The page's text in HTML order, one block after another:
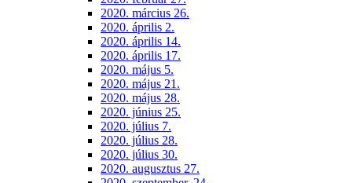
2020. március 26.
2020. április 2.
2020. április 14.
2020. április 17.
2020. május 5.
2020. május 21.
2020. május 28.
2020. június 25.
2020. július 7.
2020. július 28.
2020. július 30.
2020. augusztus 27.